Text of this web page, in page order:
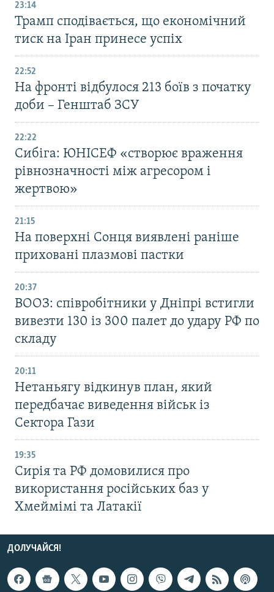
23:14
Трамп сподівається, що економічний
тиск на Іран принесе успіх
22:52
На фронті відбулося 213 боїв з початку
доби – Генштаб ЗСУ
22:22
Сибіга: ЮНІСЕФ «створює враження
рівнозначності між агресором і
жертвою»
21:15
На поверхні Сонця виявлені раніше
приховані плазмові пастки
20:37
ВООЗ: співробітники у Дніпрі встигли
вивезти 130 із 300 палет до удару РФ по
складу
20:11
Нетаньягу відкинув план, який
передбачає виведення військ із
Сектора Гази
19:35
Сирія та РФ домовилися про
використання російських баз у
Хмеймімі та Латакії
ДОЛУЧАЙСЯ!